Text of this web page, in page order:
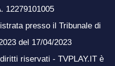
12279101005
presso il Tribunale di
del 17/04/2023
riservati - TVPLAY.IT è